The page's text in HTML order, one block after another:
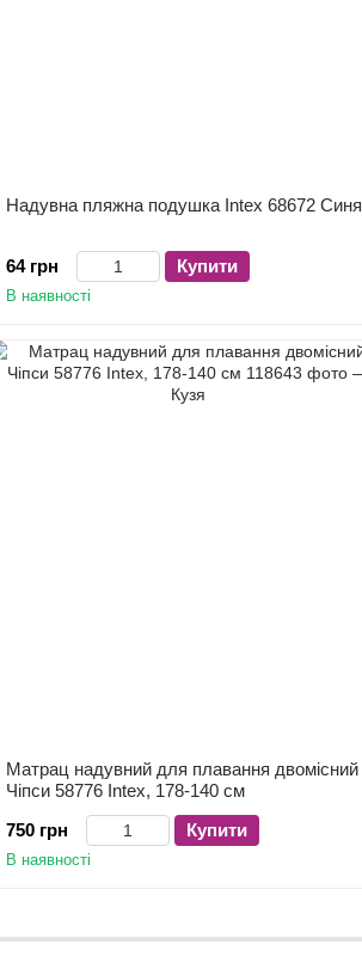
Надувна пляжна подушка Intex 68672 Синя
64 грн Купити
В наявності
Матрац надувний для плавання двомісний
Чіпси 58776 Intex, 178-140 см
750 грн
Купити
В наявності